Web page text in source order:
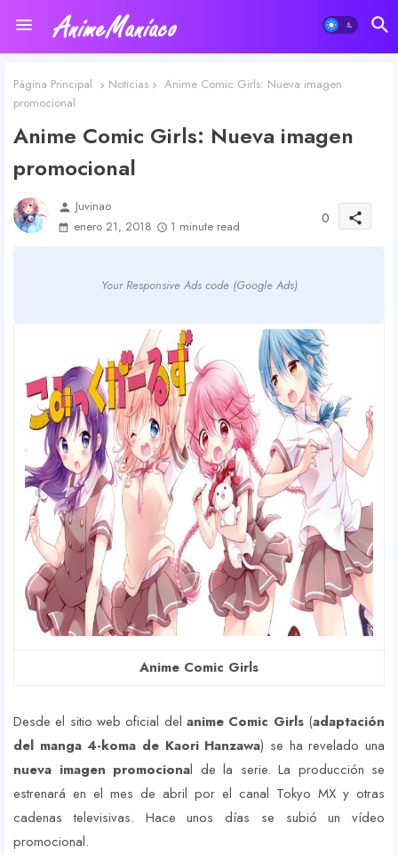
Página Principal Noticias
Anime Comic Girls: Nueva imagen
promocional
Anime Comic Girls: Nueva imagen
promocional
person Juvinao
enero 21, 2018
1 minute read 0 share
Your Responsive Ads code (Google Ads)
Anime Comic Girls
Desde el sitio web oficial del anime Comic Girls(adaptación
del manga 4-koma de Kaori Hanzawa) se ha revelado una
nueva imagen promocional de la serie. La producción se
estrenará en el mes de abril por el canal Tokyo MX y otras
cadenas televisivas. Hace unos días se subió un vídeo
promocional.